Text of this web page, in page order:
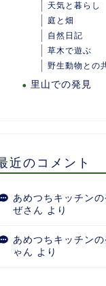
天気と暮らし
庭と畑
自然日記
草木で遊ぶ
野生動物との
里山での発見
近のコメント
あめつちキッチンの
ぜさん より
あめつちキッチンの
ゃん より